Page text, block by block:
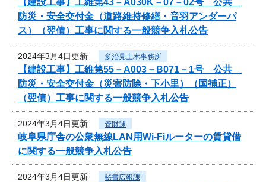
防災・安全交付金（道路維持修繕・音羽アンダーパ
ス）（翌債）工事に関する一般競争入札公告
2024年3月4日更新 多治見土木事務所
【建設工事】工維第55－A003－B071－1号 公共
防災・安全交付金（災害防除・下小里）（国補正）
（翌債）工事に関する一般競争入札公告
2024年3月4日更新 管財課
岐阜県庁舎の公衆無線LAN用Wi-Fiルーターの賃貸借
に関する一般競争入札公告
2024年3月4日更新 秘書広報課